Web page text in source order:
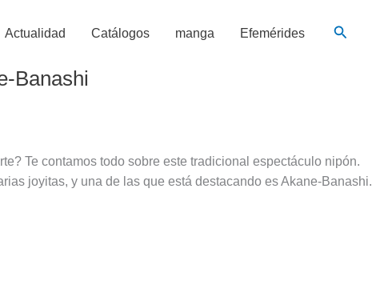
Actualidad Catálogos manga Efemérides
Banashi
Te contamos todo sobre este tradicional espectáculo nipón.
joyitas, y una de las que está destacando es Akane-Banashi.